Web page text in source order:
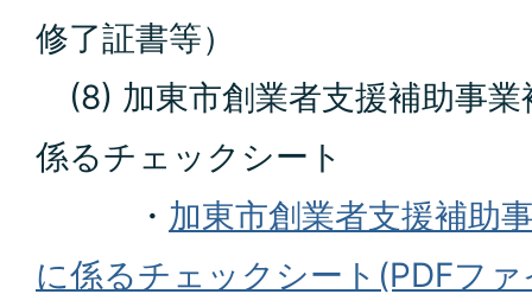
修了証書等）
(8) 加東市創業者支援補助事業
係るチェックシート
・ 加東市創業者支援補助
に係るチェックシート(PDFフ